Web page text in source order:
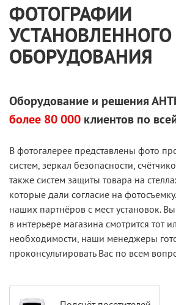
ФОТОГРАФИИ
УСТАНОВЛЕННОГО
ОБОРУДОВАНИЯ
Оборудование и решения
более 80 000 клиентов по
В фотогалерее представлены фото
систем, зеркал безопасности,
также систем защиты товара на
которые дали согласие на
наших партнёров с мест установок.
в интерьере магазина смотрится тот
необходимости, наши менеджеры
проконсультировать Вас по всем